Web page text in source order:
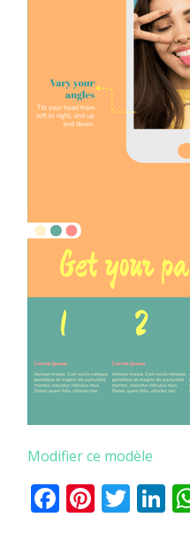
Modifier ce modèle
Facebook